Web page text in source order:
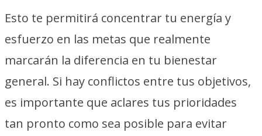
Esto te permitirá concentrar tu energía y
esfuerzo en las metas que realmente
marcarán la diferencia en tu bienestar
general. Si hay conflictos entre tus objetivos,
es importante que aclares tus prioridades
tan pronto como sea posible para evitar